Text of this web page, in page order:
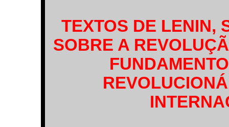
TEXTOS DE LENIN,
SOBRE A